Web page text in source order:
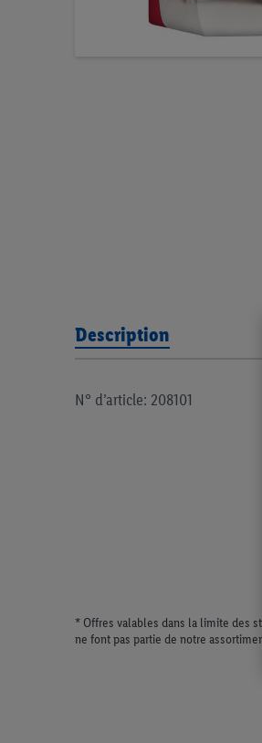
Description
N° d’article: 208101
* Offres valables dans la limite des
ne font pas partie de notre